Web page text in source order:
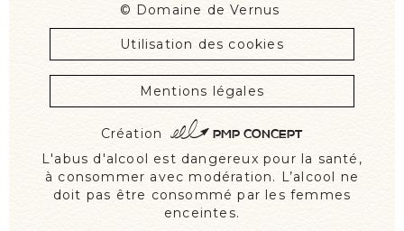
© Domaine de Vernus
Utilisation des cookies
Mentions légales
Création PMP CONCEPT
L'abus d'alcool est dangereux pour la santé,
à consommer avec modération. L’alcool ne
doit pas être consommé par les femmes
enceintes.